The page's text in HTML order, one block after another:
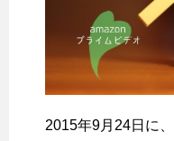
2015年9月24日に